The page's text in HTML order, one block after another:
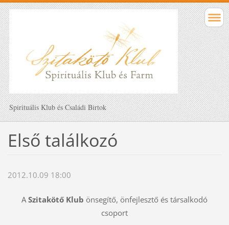
Spirituális Klub és Családi Birtok
Első találkozó
2012.10.09 18:00
A Szitakötő Klub önsegítő, önfejlesztő és társalkodó
csoport